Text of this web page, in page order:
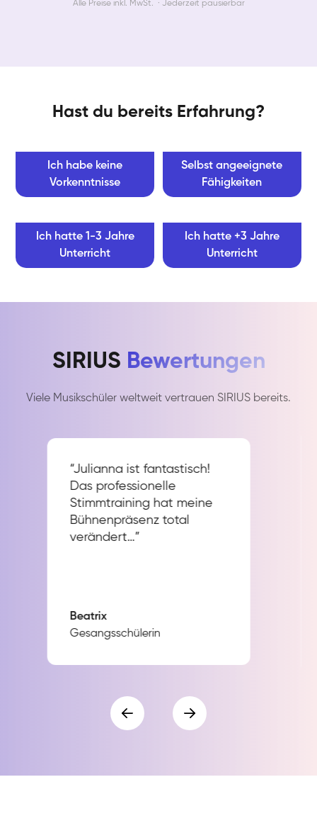
Alle Preise inkl. MwSt. · Jederzeit pausierbar
Hast du bereits Erfahrung?
Ich habe keine
Vorkenntnisse
Selbst angeeignete
Fähigkeiten
Ich hatte 1-3 Jahre
Unterricht
Ich hatte +3 Jahre
Unterricht
SIRIUS Bewertungen
Viele Musikschüler weltweit vertrauen SIRIUS bereits.
“Julianna ist fantastisch!
Das professionelle
Stimmtraining hat meine
Bühnenpräsenz total
verändert…”
Beatrix
Gesangsschülerin